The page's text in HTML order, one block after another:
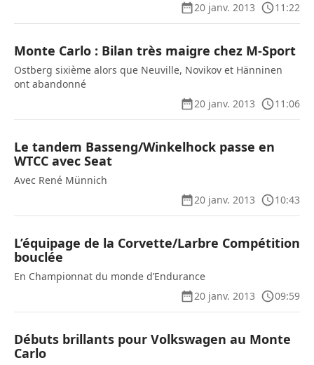
20 janv. 2013
11:22
Monte Carlo : Bilan très maigre chez M-Sport
Ostberg sixième alors que Neuville, Novikov et Hänninen
ont abandonné
20 janv. 2013
11:06
Le tandem Basseng/Winkelhock passe en
WTCC avec Seat
Avec René Münnich
20 janv. 2013
10:43
L’équipage de la Corvette/Larbre Compétition
bouclée
En Championnat du monde d’Endurance
20 janv. 2013
09:59
Débuts brillants pour Volkswagen au Monte
Carlo